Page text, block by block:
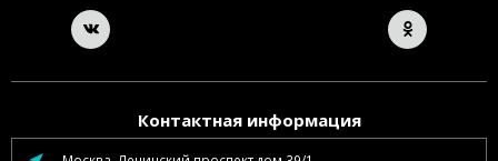
Контактная информация